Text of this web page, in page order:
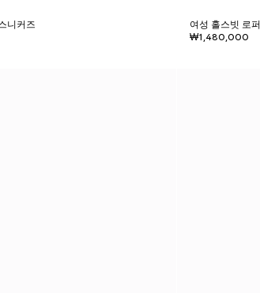
니커즈
여성 홀스빗 로퍼
₩1,480,000